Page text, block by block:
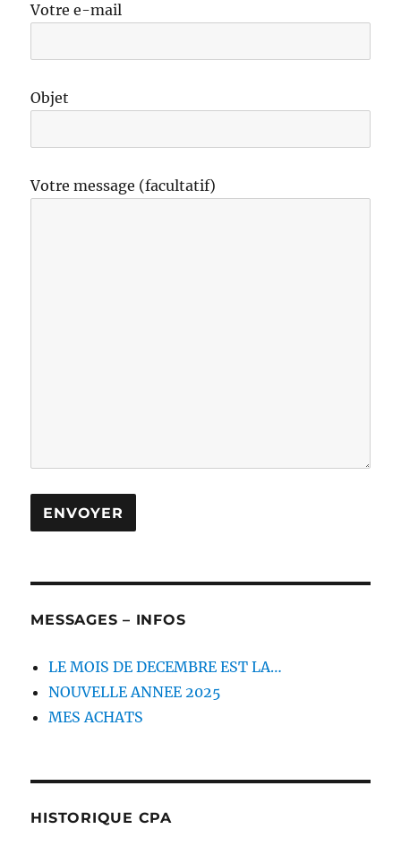
Votre e-mail
Objet
Votre message (facultatif)
MESSAGES – INFOS
LE MOIS DE DECEMBRE EST LA…
NOUVELLE ANNEE 2025
MES ACHATS
HISTORIQUE CPA